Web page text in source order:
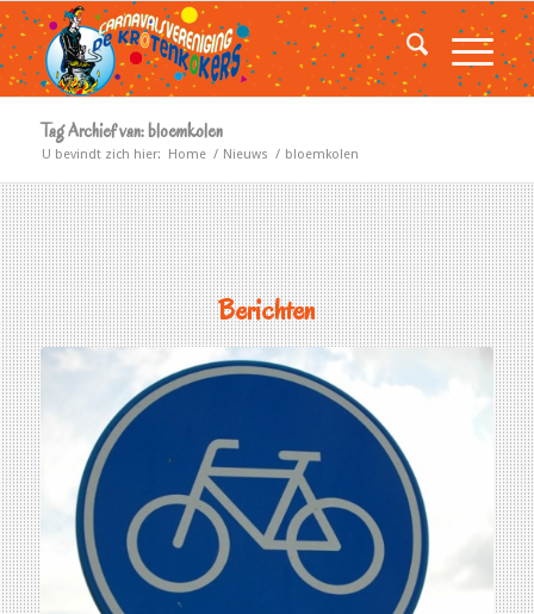
Tag Archief van: bloemkolen
U bevindt zich hier: Home / Nieuws / bloemkolen
Berichten